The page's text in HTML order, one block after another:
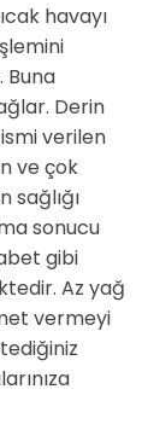
havayı
Buna
Derin
verilen
ve çok
sağlığı
sonucu
gibi
Az yağ
vermeyi